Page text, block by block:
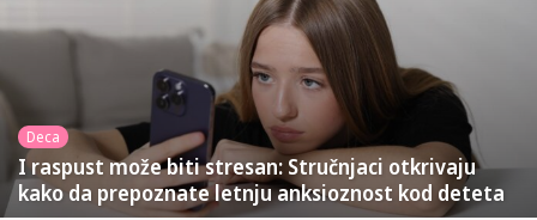
Deca
I raspust može biti stresan: Stručnjaci otkrivaju
kako da prepoznate letnju anksioznost kod deteta